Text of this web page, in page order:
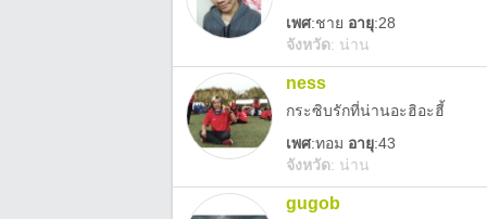
เพศ:ชาย อายุ:28
จังหวัด: น่าน
ness
กระซิบรักที่น่านอะฮิอะฮี้
เพศ:ทอม อายุ:43
จังหวัด: น่าน
gugob